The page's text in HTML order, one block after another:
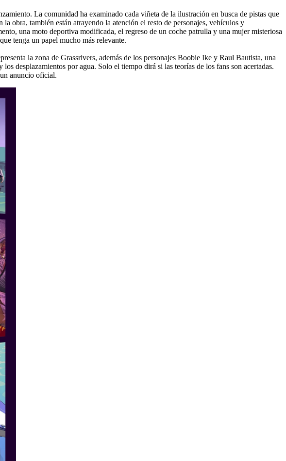
La comunidad ha examinado cada viñeta de la ilustración en busca de pistas que
obra, también están atrayendo la atención el resto de personajes, vehículos y
una moto deportiva modificada, el regreso de un coche patrulla y una mujer misteriosa
tenga un papel mucho más relevante.
la zona de Grassrivers, además de los personajes Boobie Ike y Raul Bautista, una
desplazamientos por agua. Solo el tiempo dirá si las teorías de los fans son acertadas.
anuncio oficial.